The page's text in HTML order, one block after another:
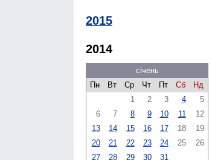
2015
2014
січень
Пн
Вт Ср Чт Пт Сб
Нд
1
2 3 4
5
6
7 8 9 10 11
12
13
14 15 16 17 18
19
20
21 22 23 24 25
26
27
28 29 30 31